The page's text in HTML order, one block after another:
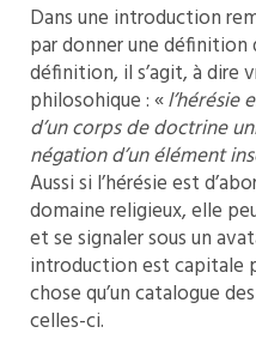
Dans une introduction
par donner une définition
définition, il s’agit, à dire
philosohique : «l’hérésie
d’un corps de doctrine
négation d’un élément
Aussi si l’hérésie est
domaine religieux, elle
et se signaler sous un
introduction est capitale
chose qu’un catalogue
celles-ci.